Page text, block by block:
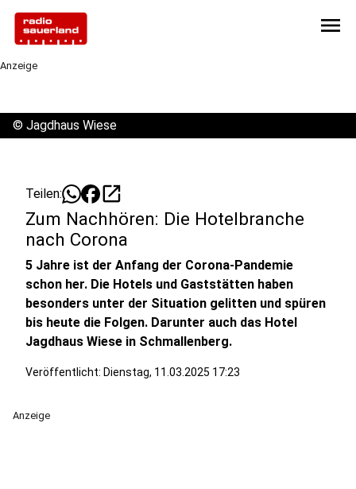
menu
Anzeige
© Jagdhaus Wiese
Teilen: open_in_new
Zum Nachhören: Die Hotelbranche
nach Corona
5 Jahre ist der Anfang der Corona-Pandemie
schon her. Die Hotels und Gaststätten haben
besonders unter der Situation gelitten und spüren
bis heute die Folgen. Darunter auch das Hotel
Jagdhaus Wiese in Schmallenberg.
Veröffentlicht: Dienstag, 11.03.2025 17:23
Anzeige